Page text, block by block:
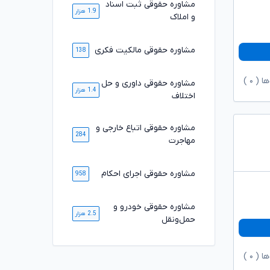
( ۰
( ۰
مشاوره حقوقی ثبت اسناد
و املاک
1.9 هزار
مشاوره حقوقی مالکیت فکری 138
مشاوره حقوقی داوری و حل
اختلاف
1.4 هزار
مشاوره حقوقی اتباع خارجی و
مهاجرت
284
مشاوره حقوقی اجرای احکام 958
مشاوره حقوقی خودرو و
حمل‌ونقل
2.5 هزار